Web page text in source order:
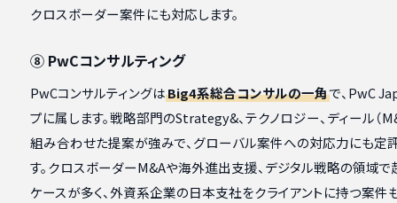
クロスボーダー案件にも対応します。
⑧ PwCコンサルティング
PwCコンサルティングはBig4系総合コンサルの一角で、PwC
プに属します。戦略部門のStrategy&、テクノロジー、ディール（
組み合わせた提案が強みで、グローバル案件への対応力にも定
す。クロスボーダーM&Aや海外進出支援、デジタル戦略の領域で
ケースが多く、外資系企業の日本支社をクライアントに持つ案件